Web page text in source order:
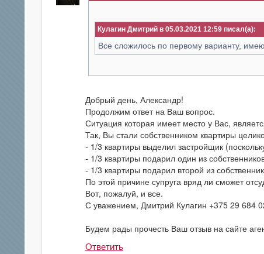
Кулагин Дмитрий в 05.03.2021 12:59
Все сложилось по первому варианту,
Добрый день, Александр!
Продолжим ответ на Ваш вопрос.
Ситуация которая имеет место у Вас,
Так, Вы стали собственником квартиры
- 1/3 квартиры выделил застройщик
- 1/3 квартиры подарил один из
- 1/3 квартиры подарил второй из
По этой причине супруга вряд ли сможет
Вот, пожалуй, и все.
С уважением, Дмитрий Кулагин +375 29 684
Будем рады прочесть Ваш отзыв на сайте
Ответить